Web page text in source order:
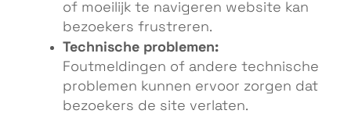
of moeilijk te navigeren website kan
bezoekers frustreren.
Technische problemen:
Foutmeldingen of andere technische
problemen kunnen ervoor zorgen dat
bezoekers de site verlaten.